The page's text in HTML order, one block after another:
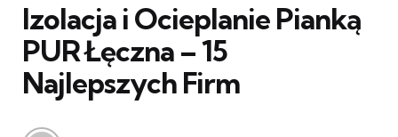
Izolacja i Ocieplanie Pianką
PUR Łęczna – 15
Najlepszych Firm